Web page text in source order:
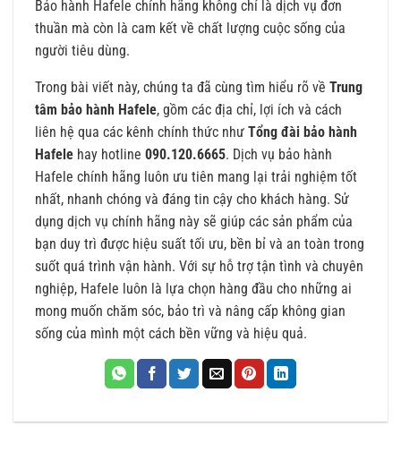
Bảo hành Hafele chính hãng không chỉ là dịch vụ đơn
thuần mà còn là cam kết về chất lượng cuộc sống của
người tiêu dùng.
Trong bài viết này, chúng ta đã cùng tìm hiểu rõ về Trung
tâm bảo hành Hafele, gồm các địa chỉ, lợi ích và cách
liên hệ qua các kênh chính thức như Tổng đài bảo hành
Hafele hay hotline 090.120.6665. Dịch vụ bảo hành
Hafele chính hãng luôn ưu tiên mang lại trải nghiệm tốt
nhất, nhanh chóng và đáng tin cậy cho khách hàng. Sử
dụng dịch vụ chính hãng này sẽ giúp các sản phẩm của
bạn duy trì được hiệu suất tối ưu, bền bỉ và an toàn trong
suốt quá trình vận hành. Với sự hỗ trợ tận tình và chuyên
nghiệp, Hafele luôn là lựa chọn hàng đầu cho những ai
mong muốn chăm sóc, bảo trì và nâng cấp không gian
sống của mình một cách bền vững và hiệu quả.